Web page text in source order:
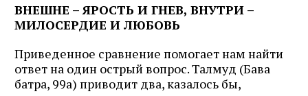
ВНЕШНЕ – ЯРОСТЬ И ГНЕВ, ВНУТРИ –
МИЛОСЕРДИЕ И ЛЮБОВЬ
Приведенное сравнение помогает нам найти
ответ на один острый вопрос. Талмуд (Бава
батра, 99а) приводит два, казалось бы,